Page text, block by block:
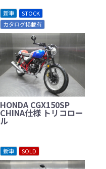
新車
STOCK
カタログ掲載有
HONDA CGX150SP
CHINA仕様 トリコロー
ル
新車 SOLD